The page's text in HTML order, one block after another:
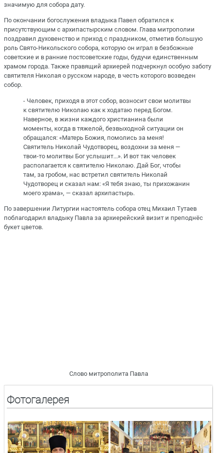
значимую для собора дату.
По окончании богослужения владыка Павел обратился к
присутствующим с архипастырским словом. Глава митрополии
поздравил духовенство и приход с праздником, отметив большую
роль Свято-Никольского собора, которую он играл в безбожные
советские и в ранние постсоветские годы, будучи единственным
храмом города. Также правящий архиерей подчеркнул особую заботу
святителя Николая о русском народе, в честь которого возведен
собор.
- Человек, приходя в этот собор, возносит свои молитвы
к святителю Николаю как к ходатаю перед Богом.
Наверное, в жизни каждого христианина были
моменты, когда в тяжелой, безвыходной ситуации он
обращался: «Матерь Божия, помолись за меня!
Святитель Николай Чудотворец, воздохни за меня —
твои-то молитвы Бог услышит...». И вот так человек
располагается к святителю Николаю. Дай Бог, чтобы
там, за гробом, нас встретил святитель Николай
Чудотворец и сказал нам: «Я тебя знаю, ты прихожанин
моего храма», — сказал архипастырь.
По завершении Литургии настоятель собора отец Михаил Тутаев
поблагодарил владыку Павла за архиерейский визит и преподнёс
букет цветов.
Слово митрополита Павла
Фотогалерея